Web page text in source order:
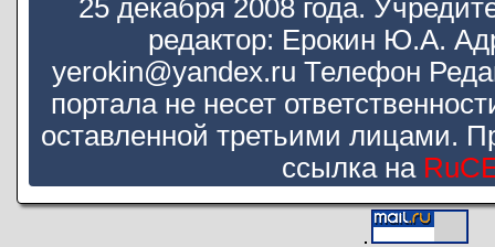
25 декабря 2008 года.
редактор: Ерокин Ю.А.
yerokin@yandex.ru Телефон
портала не несет
оставленной третьими лицами.
ссылка на